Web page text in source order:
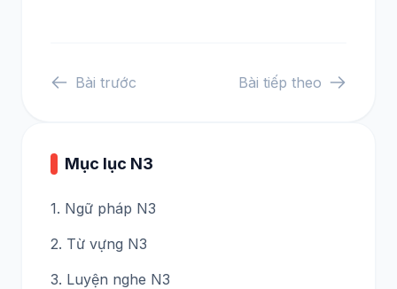
Bài trước Bài tiếp theo
Mục lục N3
1. Ngữ pháp N3
2. Từ vựng N3
3. Luyện nghe N3